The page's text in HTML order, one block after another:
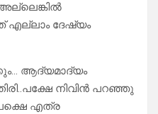
എല്ലാം ദേഷ്യം
ആദ്യമാദ്യം
നിവിൻ പറഞ്ഞു
പക്ഷെ എത്ര